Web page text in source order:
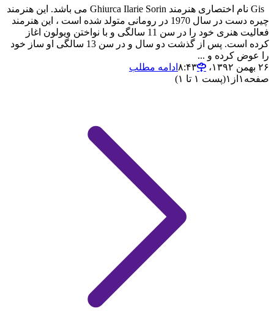
Gis نام اختصاری هنرمند Ghiurca Ilarie Sorin می باشد. این هنرمند
چیره دست در سال 1970 در رومانی متولد شده است ، این هنرمند
فعالیت هنری خود را در سن 11 سالگی و با نواختن ویولون اغاز
کرده است. پس از گذشت دو سال و در سن 13 سالگی او ساز خود
را عوض کرده و ...
۲۶ بهمن ۱۳۹۲،‏ ۸:۴۳
ادامه مطلب
صفحه ۱ از ۱(پست ۱ تا ۱)